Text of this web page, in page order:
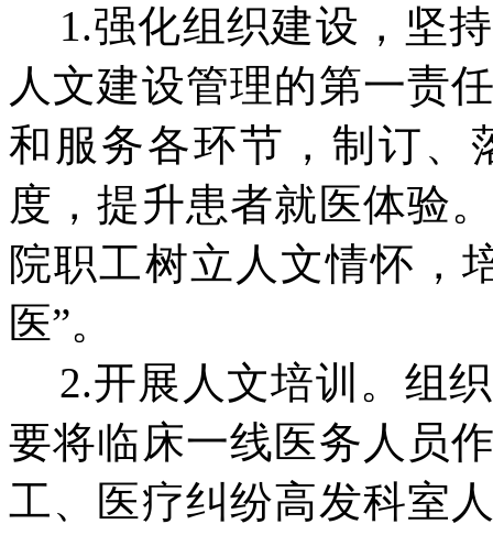
1.强化组织建设，坚
人文建设管理的第一责
和服务各环节，制订、
度，提升患者就医体验
院职工树立人文情怀，
医”。
2.开展人文培训。组
要将临床一线医务人员
工、医疗纠纷高发科室